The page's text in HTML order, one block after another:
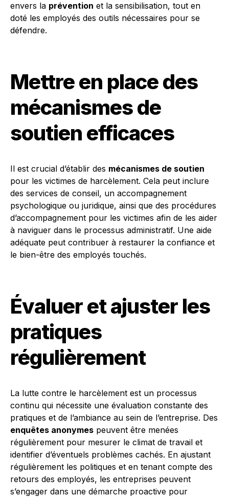
envers la prévention et la sensibilisation, tout en
doté les employés des outils nécessaires pour se
défendre.
Mettre en place des
mécanismes de
soutien efficaces
Il est crucial d’établir des mécanismes de soutien
pour les victimes de harcèlement. Cela peut inclure
des services de conseil, un accompagnement
psychologique ou juridique, ainsi que des procédures
d’accompagnement pour les victimes afin de les aider
à naviguer dans le processus administratif. Une aide
adéquate peut contribuer à restaurer la confiance et
le bien-être des employés touchés.
Évaluer et ajuster les
pratiques
régulièrement
La lutte contre le harcèlement est un processus
continu qui nécessite une évaluation constante des
pratiques et de l’ambiance au sein de l’entreprise. Des
enquêtes anonymes peuvent être menées
régulièrement pour mesurer le climat de travail et
identifier d’éventuels problèmes cachés. En ajustant
régulièrement les politiques et en tenant compte des
retours des employés, les entreprises peuvent
s’engager dans une démarche proactive pour